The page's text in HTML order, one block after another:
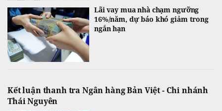
Lãi vay mua nhà chạm ngưỡng
16%/năm, dự báo khó giảm trong
ngắn hạn
Kết luận thanh tra Ngân hàng Bản Việt - Chi nhánh
Thái Nguyên